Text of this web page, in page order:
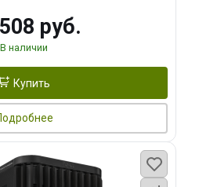
руб.
В наличии
Купить